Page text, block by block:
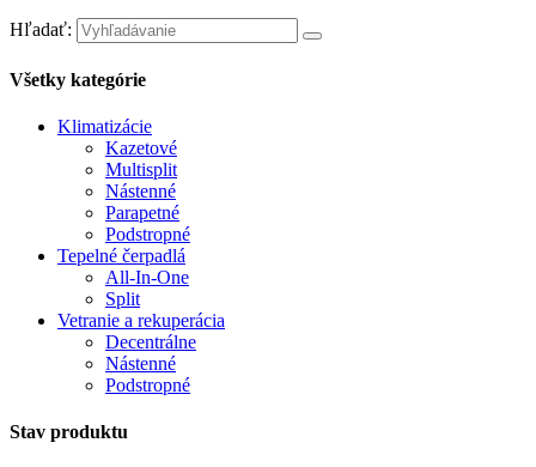
Hľadať:
Všetky kategórie
Klimatizácie
Kazetové
Multisplit
Nástenné
Parapetné
Podstropné
Tepelné čerpadlá
All-In-One
Split
Vetranie a rekuperácia
Decentrálne
Nástenné
Podstropné
Stav produktu